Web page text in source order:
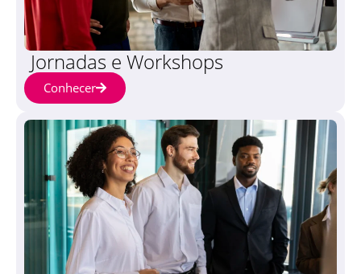
Jornadas e Workshops
Conhecer